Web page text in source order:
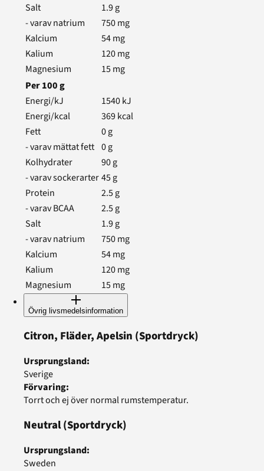
Salt
1.9g
- varav natrium
750mg
Kalcium
54mg
Kalium
120mg
Magnesium
15mg
Per100g
Energi/kJ
1540kJ
Energi/kcal
369kcal
Fett
0g
- varav mättat fett 0g
Kolhydrater
90g
- varav sockerarter45g
Protein
2.5g
- varav BCAA
2.5g
Salt
1.9g
- varav natrium
750mg
Kalcium
54mg
Kalium
120mg
Magnesium
15mg
Övrig livsmedelsinformation
Citron, Fläder, Apelsin (Sportdryck)
Ursprungsland:
Sverige
Förvaring:
Torrt och ej över normal rumstemperatur.
Neutral(Sportdryck)
Ursprungsland:
Sweden